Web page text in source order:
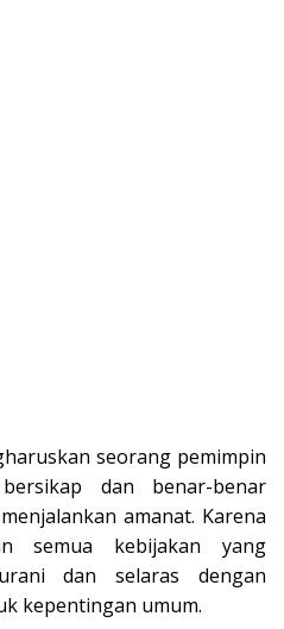
seorang pemimpin
dan benar-benar
amanat. Karena
semua kebijakan yang
dan selaras dengan
kepentingan umum.